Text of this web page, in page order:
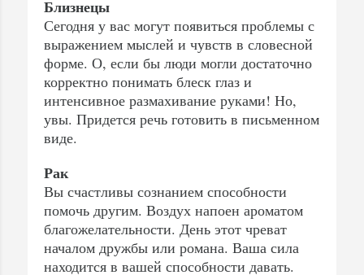
Близнецы
Сегодня у вас могут появиться проблемы с
выражением мыслей и чувств в словесной
форме. О, если бы люди могли достаточно
корректно понимать блеск глаз и
интенсивное размахивание руками! Но,
увы. Придется речь готовить в письменном
виде.
Рак
Вы счастливы сознанием способности
помочь другим. Воздух напоен ароматом
благожелательности. День этот чреват
началом дружбы или романа. Ваша сила
находится в вашей способности давать.